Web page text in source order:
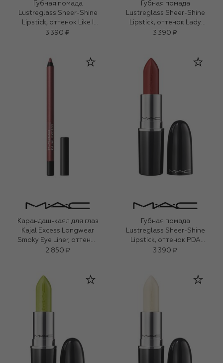
Губная помада
Lustreglass Sheer-Shine
Lipstick, оттенок Like I
Was Saying… (3,5g)
3 390 ₽
Губная помада
Lustreglass Sheer-Shine
Lipstick, оттенок Lady
Bug (3,5g)
3 390 ₽
Карандаш-каял для глаз
Kajal Excess Longwear
Smoky Eye Liner, оттенок
Decanted (1,2g)
2 850 ₽
Губная помада
Lustreglass Sheer-Shine
Lipstick, оттенок PDA
(3,5g)
3 390 ₽